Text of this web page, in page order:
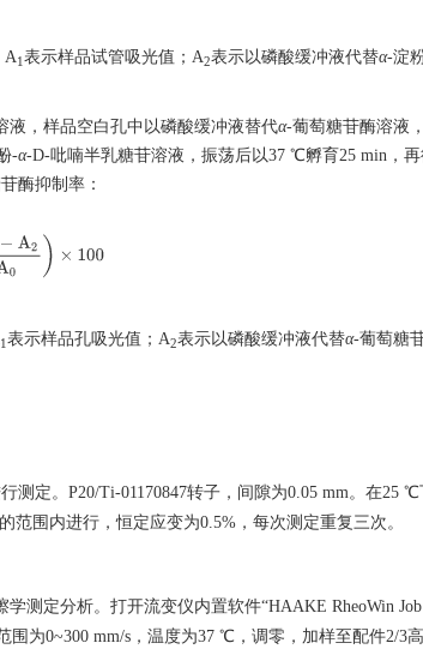
A1 表示样品试管吸光值；A2表示以磷酸缓冲液代替α-淀
液，样品空白孔中以磷酸缓冲液替代α-葡萄糖苷酶溶液
-α-D-吡喃半乳糖苷溶液，振荡后以37 ℃孵育25 min，再
酶抑制率：
A2 A0) ×100
1 表示样品孔吸光值；A2表示以磷酸缓冲液代替α-葡萄糖
测定。P20/Ti-01170847转子，间隙为0.05 mm。在25
范围内进行，恒定应变为0.5%，每次测定重复三次。
测定分析。打开流变仪内置软件“HAAKE RheoWin Job
围为0~300 mm/s，温度为37 ℃，调零，加样至配件2/3